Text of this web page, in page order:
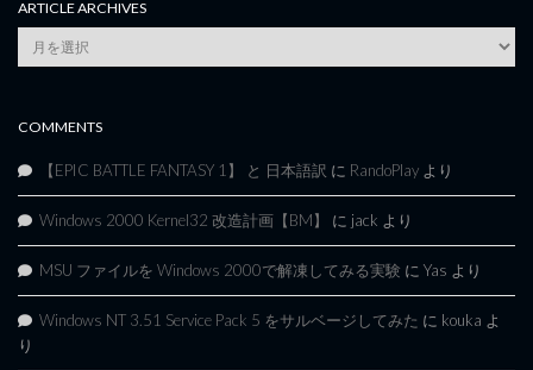
ARTICLE ARCHIVES
Article
Archives
COMMENTS
【EPIC BATTLE FANTASY 1】 と 日本語訳 に RandoPlay より
Windows 2000 Kernel32 改造計画【BM】 に jack より
MSU ファイルを Windows 2000で解凍してみる実験 に Yas より
Windows NT 3.51 Service Pack 5 をサルベージしてみた に kouka よ
り